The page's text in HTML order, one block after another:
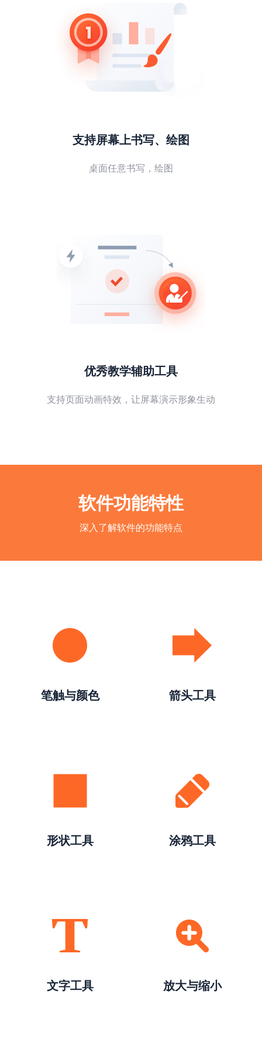
支持屏幕上书写、绘图
桌面任意书写，绘图
优秀教学辅助工具
支持页面动画特效，让屏幕演示形象生动
软件功能特性
深入了解软件的功能特点
笔触与颜色 箭头工具
形状工具 涂鸦工具
文字工具 放大与缩小